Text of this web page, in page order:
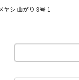
ヤシ 曲がり 8号-1